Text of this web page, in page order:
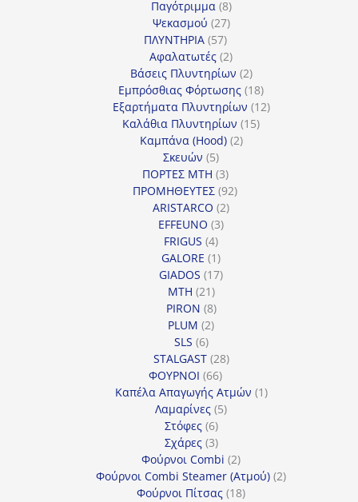
προϊόντα
Παγότριμμα 88
προϊόντα
Ψεκασμού 2727
προϊόντα
ΠΛΥΝΤΗΡΙΑ 5757
προϊόντα
Αφαλατωτές 22
προϊόντα
Βάσεις Πλυντηρίων 22
προϊόντα
Εμπρόσθιας Φόρτωσης 1818
προϊόντα
Εξαρτήματα Πλυντηρίων 1212
Καλάθια Πλυντηρίων 1515
Καμπάνα (Hood) 22
Σκευών 55
προϊόντα
ΠΟΡΤΕΣ MTH 33
προϊόντα
ΠΡΟΜΗΘΕΥΤΕΣ 9292
ARISTARCO 22
EFFEUNO 33
FRIGUS 44
προϊόντα
GALORE 11
προϊόν
GIADOS 1717
MTH 2121
προϊόντα
PIRON 88
προϊόντα
PLUM 22
SLS 66
προϊόντα
STALGAST 2828
ΦΟΥΡΝΟΙ 6666
προϊόντα
Καπέλα Απαγωγής Ατμών 11
Λαμαρίνες 55
Στόφες 66
προϊόντα
Σχάρες 33
προϊόντα
Φούρνοι Combi 22
προϊόντα
Φούρνοι Combi Steamer (Ατμού) 22
Φούρνοι Πίτσας 1818